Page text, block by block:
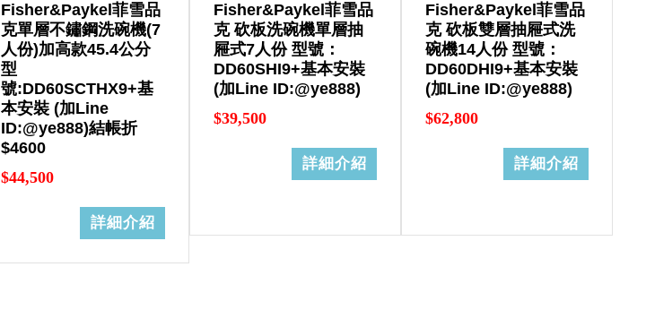
Fisher&Paykel菲雪品
克單層不鏽鋼洗碗機(7
人份)加高款45.4公分
型
號:DD60SCTHX9+基
本安裝 (加Line
ID:@ye888)結帳折
$4600
$44,500
詳細介紹
Fisher&Paykel菲雪品
克 砍板洗碗機單層抽
屜式7人份 型號：
DD60SHI9+基本安裝
(加Line ID:@ye888)
$39,500
詳細介紹
Fisher&Paykel菲雪品
克 砍板雙層抽屜式洗
碗機14人份 型號：
DD60DHI9+基本安裝
(加Line ID:@ye888)
$62,800
詳細介紹